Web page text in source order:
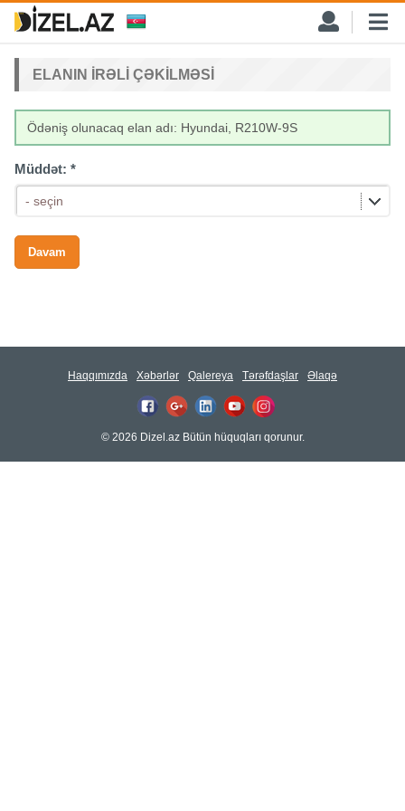
ELANIN IRƏLI ÇƏKILMƏSI
Ödəniş olunacaq elan adı: Hyundai, R210W-9S
Müddət: *
- seçin
Haqqımızda Xəbərlər Qalereya Tərəfdaşlar Əlaqə
© 2026 Dizel.az Bütün hüquqları qorunur.